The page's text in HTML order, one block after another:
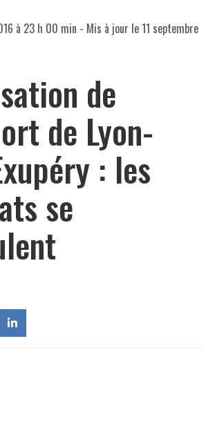
à 23 h 00 min - Mis à jour le11 septembre
de
de Lyon-
: les
se